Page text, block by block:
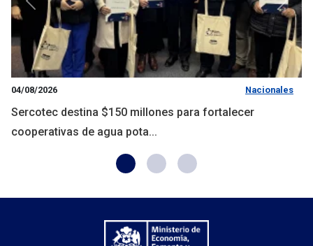
04/08/2026 Nacionales
Sercotec destina $150 millones para fortalecer
cooperativas de agua pota...
Anterior